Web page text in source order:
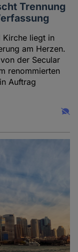
Trennung
Kirche liegt in
am Herzen.
der Secular
renommierten
Auftrag